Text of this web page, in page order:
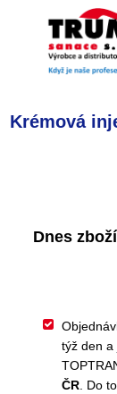
Krémová
Dnes
týž den
ČR. Do